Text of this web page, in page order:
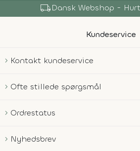
local_shippingDansk Webshop -
Kundeservice
Kontakt kundeservice
Ofte stillede spørgsmål
Ordrestatus
Nyhedsbrev